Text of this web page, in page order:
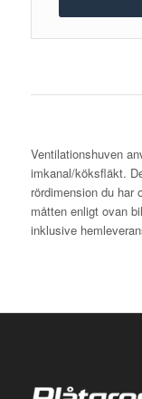
Ventilationshuven
imkanal/köksfläkt.
rördimension du
måtten enligt ovan
inklusive